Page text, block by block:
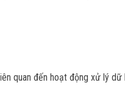
quan đến hoạt động xử lý dữ